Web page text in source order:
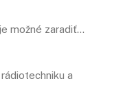
možné zaradiť…
rádiotechniku a